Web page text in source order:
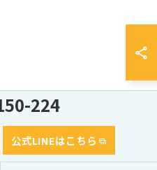
224
公式LINEはこちら